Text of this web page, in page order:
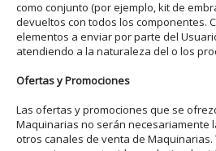
como conjunto (por ejemplo, kit de
devueltos con todos los componentes.
elementos a enviar por parte del
atendiendo a la naturaleza del o los
Ofertas y Promociones
Las ofertas y promociones que se
Maquinarias no serán necesariamente
otros canales de venta de